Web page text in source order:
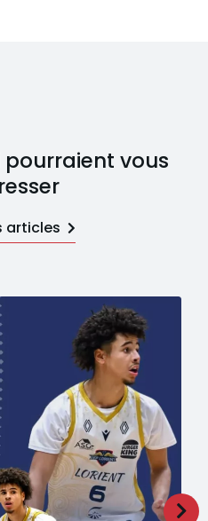
pourraient vous
articles